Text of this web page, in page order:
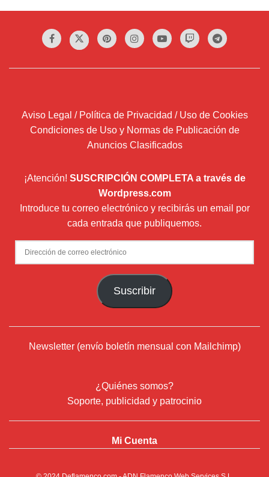
Aviso Legal / Política de Privacidad / Uso de Cookies
Condiciones de Uso y Normas de Publicación de
Anuncios Clasificados
¡Atención! SUSCRIPCIÓN COMPLETA a través de
Wordpress.com
Introduce tu correo electrónico y recibirás un email por
cada entrada que publiquemos.
Dirección
de
Suscribir
Newsletter (envío boletín mensual con Mailchimp)
¿Quiénes somos?
Soporte, publicidad y patrocinio
Mi Cuenta